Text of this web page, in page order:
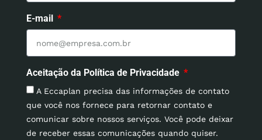
E-mail
Aceitação da Política de Privacidade
A Eccaplan precisa das informações de contato
que você nos fornece para retornar contato e
comunicar sobre nossos serviços. Você pode deixar
de receber essas comunicações quando quiser.